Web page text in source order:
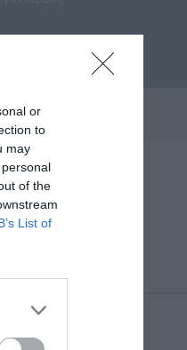
or
to
may
of the
List of